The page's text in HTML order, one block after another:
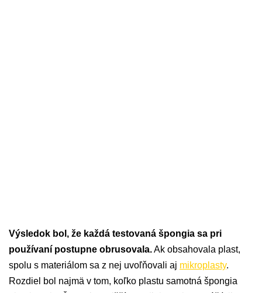
Výsledok bol, že každá testovaná špongia sa pri
používaní postupne obrusovala.Ak obsahovala plast,
spolu s materiálom sa z nej uvoľňovali aj mikroplasty.
Rozdiel bol najmä v tom, koľko plastu samotná špongia